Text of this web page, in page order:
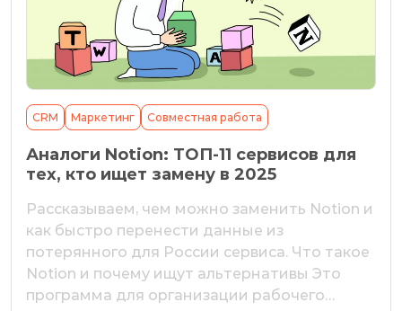
CRM Маркетинг Совместная работа
Аналоги Notion: ТОП-11 сервисов для
тех, кто ищет замену в 2025
Рассказываем, чем можно заменить Notion и
как быстро перенести данные из
потерянного для России сервиса. Что такое
Notion и почему ищут альтернативы Это
программа для организации рабочего